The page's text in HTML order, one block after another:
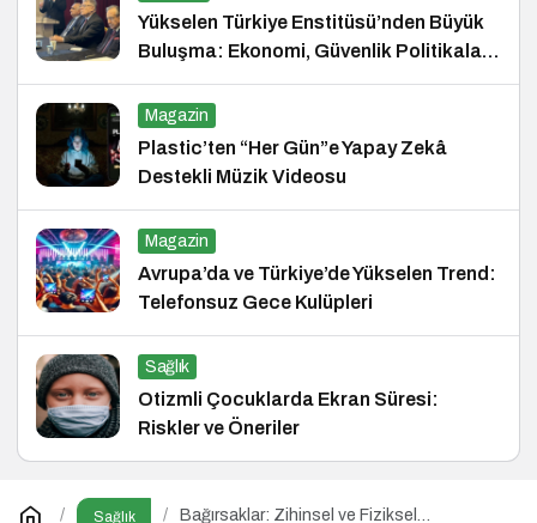
Yükselen Türkiye Enstitüsü’nden Büyük
Buluşma: Ekonomi, Güvenlik Politikaları
ve Hukuk Konferansı
Magazin
Plastic’ten “Her Gün”e Yapay Zekâ
Destekli Müzik Videosu
Magazin
Avrupa’da ve Türkiye’de Yükselen Trend:
Telefonsuz Gece Kulüpleri
Sağlık
Otizmli Çocuklarda Ekran Süresi:
Riskler ve Öneriler
Sağlık
Bağırsaklar: Zihinsel ve Fiziksel